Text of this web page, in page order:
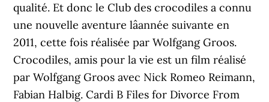
qualité. Et donc le Club des crocodiles a connu
une nouvelle aventure lâannée suivante en
2011, cette fois réalisée par Wolfgang Groos.
Crocodiles, amis pour la vie est un film réalisé
par Wolfgang Groos avec Nick Romeo Reimann,
Fabian Halbig. Cardi B Files for Divorce From